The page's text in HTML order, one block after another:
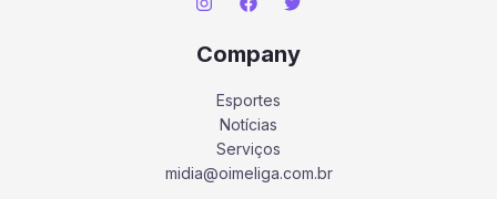
Company
Esportes
Notícias
Serviços
midia@oimeliga.com.br